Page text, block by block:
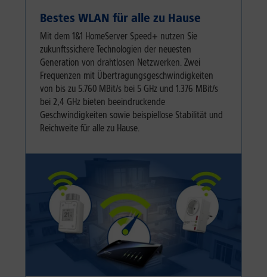
Bestes WLAN für alle zu Hause
Mit dem 1&1 HomeServer Speed+ nutzen Sie
zukunftssichere Technologien der neuesten
Generation von drahtlosen Netzwerken. Zwei
Frequenzen mit Übertragungsgeschwindigkeiten
von bis zu 5.760 MBit/s bei 5 GHz und 1.376 MBit/s
bei 2,4 GHz bieten beeindruckende
Geschwindigkeiten sowie beispiellose Stabilität und
Reichweite für alle zu Hause.